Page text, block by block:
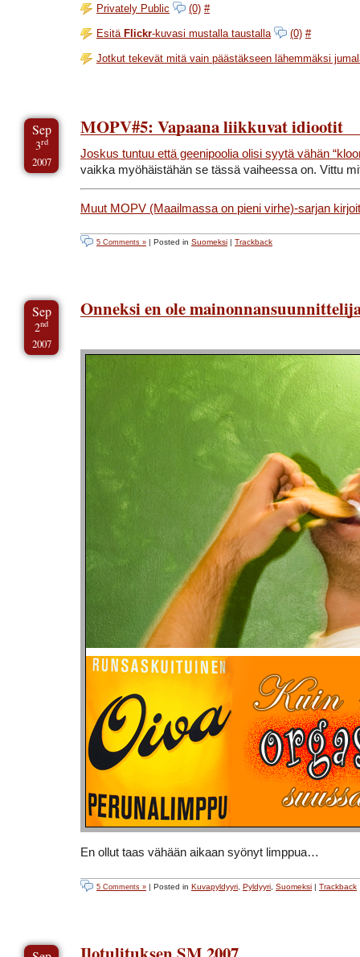
Privately Public (0) #
Esitä Flickr-kuvasi mustalla taustalla (0) #
Jotkut tekevät mitä vain päästäkseen lähemmäksi
Sep
3rd
2007
MOPV#5: Vapaana liikkuvat idiootit
Joskus tuntuu että geenipoolia olisi syytä vähän
vaikka myöhäistähän se tässä vaiheessa on. Vittu
Muut MOPV (Maailmassa on pieni virhe)-sarjan
5 Comments » | Posted in Suomeksi Trackback
Sep
2nd
2007
Onneksi en ole
En ollut taas vähään aikaan syönyt limppua…
5 Comments » | Posted in Kuvapyldyyri Pyldyyri Suomeksi | Trackback